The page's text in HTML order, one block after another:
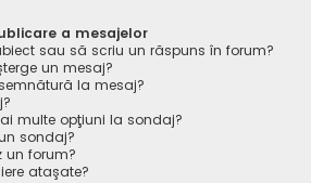
a mesajelor
sau să scriu un răspuns în forum?
un mesaj?
la mesaj?
multe opţiuni la sondaj?
sondaj?
un forum?
ataşate?